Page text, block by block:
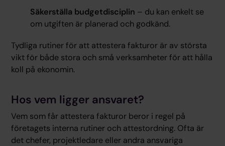
Säkerställa budgetdisciplin – du kan enkelt se
om utgiften är planerad och godkänd.
Tydliga rutiner för att attestera fakturor är av största
vikt för både stora och små verksamheter för att hålla
koll på ekonomin.
Hos vem ligger ansvaret?
Vem som får attestera fakturor beror i regel på
företagets interna rutiner och attestordning. Ofta är
det chefer, projektledare eller andra ansvariga